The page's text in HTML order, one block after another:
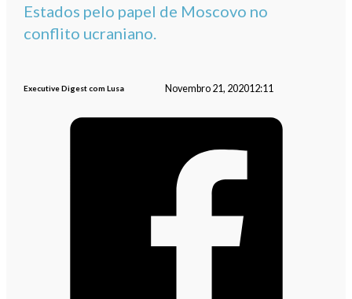
Estados pelo papel de Moscovo no
conflito ucraniano.
Executive Digest com Lusa Novembro 21, 202012:11